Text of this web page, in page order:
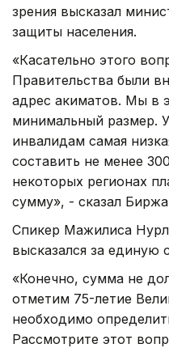
зрения высказал
защиты населения.
«Касательно этого
Правительства были
адрес акиматов. Мы в
минимальный размер.
инвалидам самая
составить не менее
некоторых регионах
сумму», - сказал
Спикер Мажилиса
высказался за единую
«Конечно, сумма не
отметим 75-летие
необходимо
Рассмотрите этот